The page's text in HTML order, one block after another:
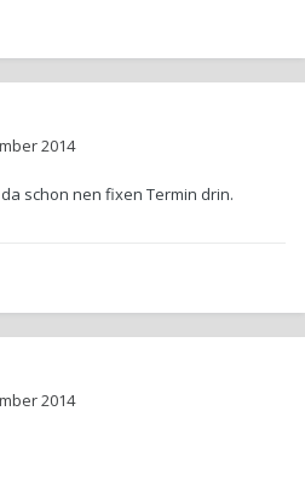
2014
schon nen fixen Termin drin.
2014